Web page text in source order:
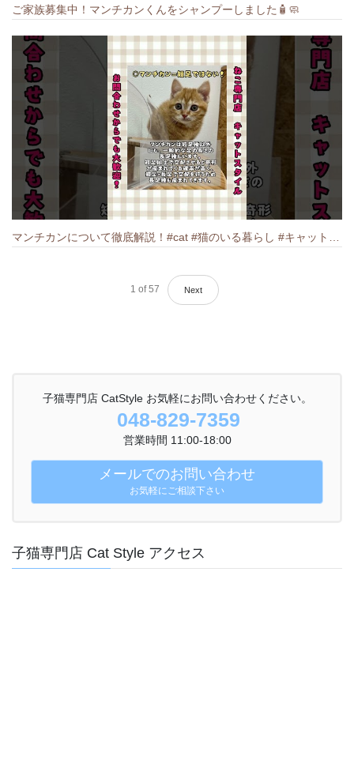
ご家族募集中！マンチカンくんをシャンプーしました🧴🧼
1 of 57 Next
子猫専門店 CatStyle お気軽にお問い合わせください。
048-829-7359
営業時間 11:00-18:00
メールでのお問い合わせ
お気軽にご相談下さい
子猫専門店 Cat Style アクセス